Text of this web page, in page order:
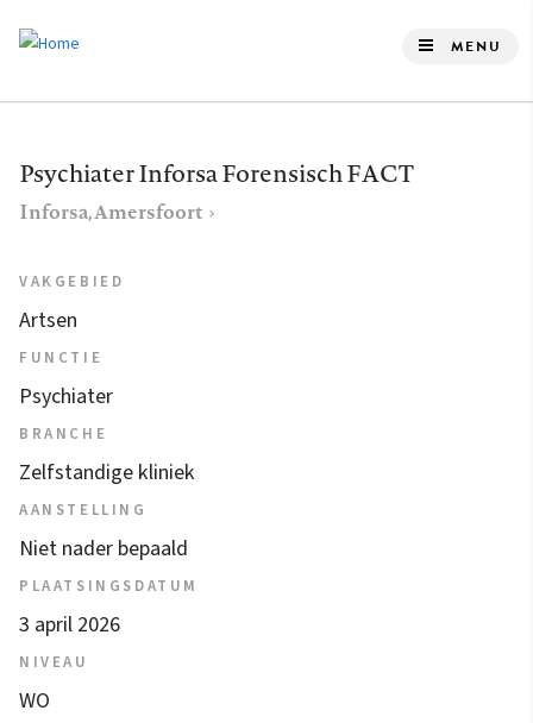
de
gaan
MENU
Psychiater Inforsa Forensisch FACT
Inforsa, Amersfoort
VAKGEBIED
Artsen
FUNCTIE
Psychiater
BRANCHE
Zelfstandige kliniek
AANSTELLING
Niet nader bepaald
PLAATSINGSDATUM
3 april 2026
NIVEAU
WO